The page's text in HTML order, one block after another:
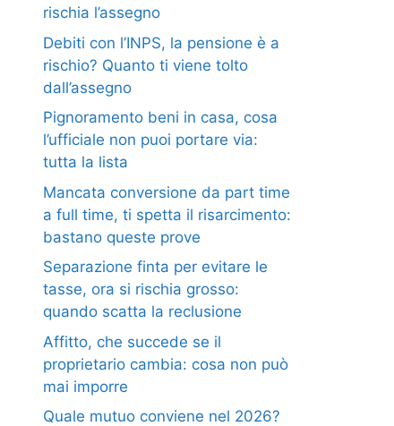
rischia l’assegno
Debiti con l’INPS, la pensione è a
rischio? Quanto ti viene tolto
dall’assegno
Pignoramento beni in casa, cosa
l’ufficiale non puoi portare via:
tutta la lista
Mancata conversione da part time
a full time, ti spetta il risarcimento:
bastano queste prove
Separazione finta per evitare le
tasse, ora si rischia grosso:
quando scatta la reclusione
Affitto, che succede se il
proprietario cambia: cosa non può
mai imporre
Quale mutuo conviene nel 2026?